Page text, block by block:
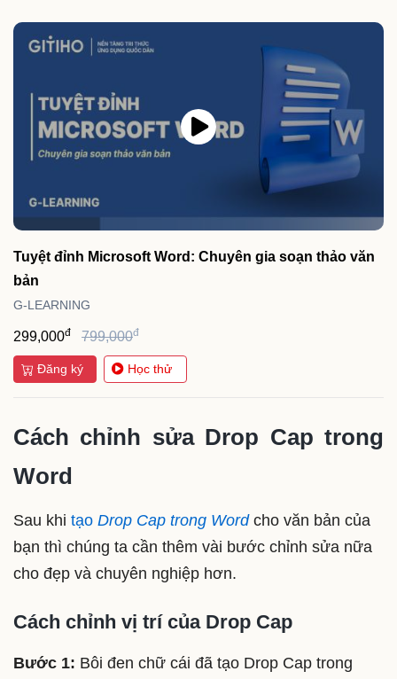
Tuyệt đỉnh Microsoft Word: Chuyên gia soạn thảo văn
bản
G-LEARNING
299,000đ 799,000đ
Đăng ký Học thử
Cách chỉnh sửa Drop Cap trong
Word
Sau khi tạo Drop Cap trong Wordcho văn bản của
bạn thì chúng ta cần thêm vài bước chỉnh sửa nữa
cho đẹp và chuyên nghiệp hơn.
Cách chỉnh vị trí của Drop Cap
Bước 1: Bôi đen chữ cái đã tạo Drop Cap trong